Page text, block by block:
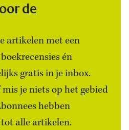
de
artikelen met een
én
gratis in je inbox.
je niets op het gebied
hebben
alle artikelen.